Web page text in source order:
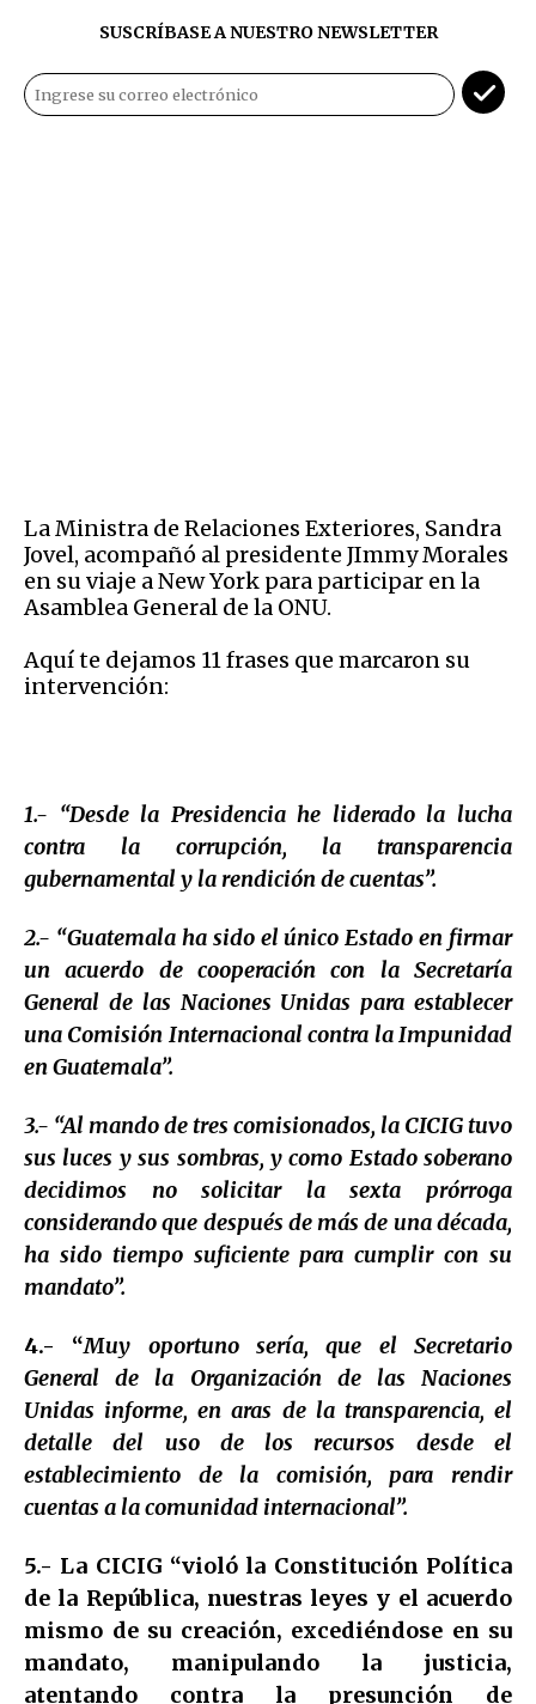
SUSCRÍBASE A NUESTRO NEWSLETTER
La Ministra de Relaciones Exteriores, Sandra
Jovel, acompañó al presidente JImmy Morales
en su viaje a New York para participar en la
Asamblea General de la ONU.
Aquí te dejamos 11 frases que marcaron su
intervención:
1.- “Desde la Presidencia he liderado la lucha
contra la corrupción, la transparencia
gubernamental y la rendición de cuentas”.
2.- “Guatemala ha sido el único Estado en firmar
un acuerdo de cooperación con la Secretaría
General de las Naciones Unidas para establecer
una Comisión Internacional contra la Impunidad
en Guatemala”.
3.- “Al mando de tres comisionados, la CICIG tuvo
sus luces y sus sombras, y como Estado soberano
decidimos no solicitar la sexta prórroga
considerando que después de más de una década,
ha sido tiempo suficiente para cumplir con su
mandato”.
4.- “Muy oportuno sería, que el Secretario
General de la Organización de las Naciones
Unidas informe, en aras de la transparencia, el
detalle del uso de los recursos desde el
establecimiento de la comisión, para rendir
cuentas a la comunidad internacional”.
5.- La CICIG “violó la Constitución Política
de la República, nuestras leyes y el acuerdo
mismo de su creación, excediéndose en su
mandato, manipulando la justicia,
atentando contra la presunción de